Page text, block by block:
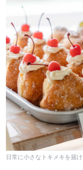
日常に小さなトキメキを届